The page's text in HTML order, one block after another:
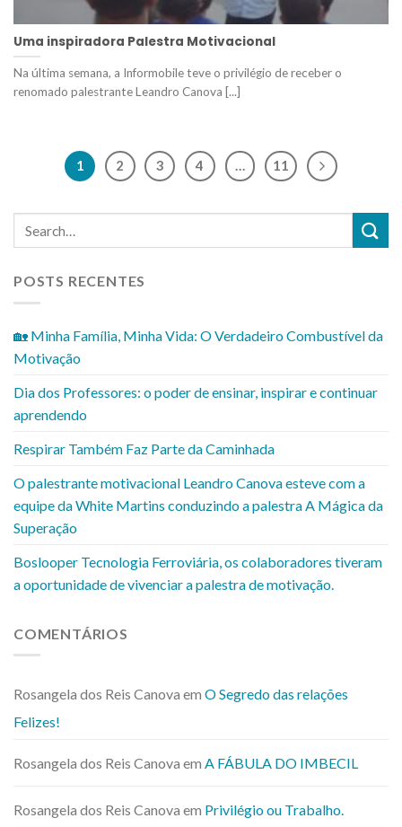
POSTS RECENTES
🏡 Minha Família, Minha Vida: O Verdadeiro Combustível da
Motivação
Dia dos Professores: o poder de ensinar, inspirar e continuar
aprendendo
Respirar Também Faz Parte da Caminhada
O palestrante motivacional Leandro Canova esteve com a
equipe da White Martins conduzindo a palestra A Mágica da
Superação
Boslooper Tecnologia Ferroviária, os colaboradores tiveram
a oportunidade de vivenciar a palestra de motivação.
COMENTÁRIOS
Rosangela dos Reis Canova em O Segredo das relações
Felizes!
Rosangela dos Reis Canova em A FÁBULA DO IMBECIL
Rosangela dos Reis Canova em Privilégio ou Trabalho.
Uma inspiradora Palestra Motivacional
Na última semana, a Informobile teve o privilégio de receber o
renomado palestrante Leandro Canova [...]
1 2 3 4 … 11